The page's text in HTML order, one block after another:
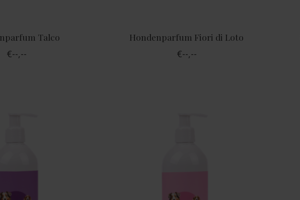
Talco
€--,--
Hondenparfum Fiori di Loto
€--,--